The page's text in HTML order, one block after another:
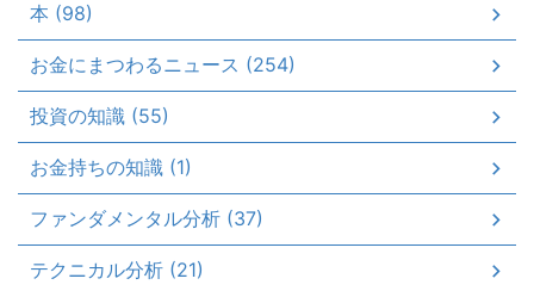
本 (98)
お金にまつわるニュース (254)
投資の知識 (55)
お金持ちの知識 (1)
ファンダメンタル分析 (37)
テクニカル分析 (21)